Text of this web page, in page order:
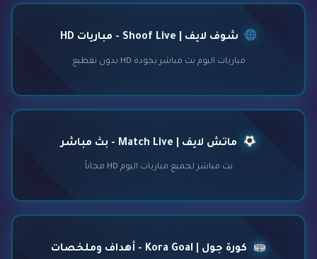
شوف لايف | Shoof Live - مباريات HD
مباريات اليوم بث مباشر بجودة HD بدون تقطيع
ماتش لايف | Match Live - بث مباشر
بث مباشر لجميع مباريات اليوم HD مجاناً
كورة جول | Kora Goal - أهداف وملخصات